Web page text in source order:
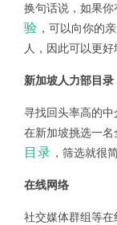
换句话说，如果
验 ，可以向你的
人，因此可以更好
新加坡人力部目录
寻找回头率高的中
在新加坡挑选一
目录 ，筛选就很
在线网络
社交媒体群组等